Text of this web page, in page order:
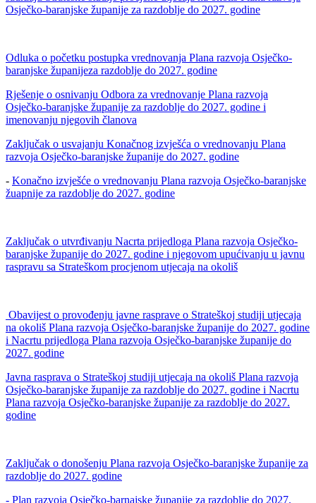
Osječko-baranjske županije za razdoblje do 2027. godine
Odluka o početku postupka vrednovanja Plana razvoja Osječko-
baranjske županijeza razdoblje do 2027. godine
Rješenje o osnivanju Odbora za vrednovanje Plana razvoja
Osječko-baranjske županije za razdoblje do 2027. godine i
imenovanju njegovih članova
Zaključak o usvajanju Konačnog izvješća o vrednovanju Plana
razvoja Osječko-baranjske županije do 2027. godine
- Konačno izvješće o vrednovanju Plana razvoja Osječko-baranjske
žuapnije za razdoblje do 2027. godine
Zaključak o utvrđivanju Nacrta prijedloga Plana razvoja Osječko-
baranjske županije do 2027. godine i njegovom upućivanju u javnu
raspravu sa Strateškom procjenom utjecaja na okoliš
Obavijest o provođenju javne rasprave o Strateškoj studiji utjecaja
na okoliš Plana razvoja Osječko-baranjske županije do 2027. godine
i Nacrtu prijedloga Plana razvoja Osječko-baranjske županije do
2027. godine
Javna rasprava o Strateškoj studiji utjecaja na okoliš Plana razvoja
Osječko-baranjske županije za razdoblje do 2027. godine i Nacrtu
Plana razvoja Osječko-baranjske županije za razdoblje do 2027.
godine
Zaključak o donošenju Plana razvoja Osječko-baranjske županije za
razdoblje do 2027. godine
- Plan razvoja Osječko-barnajske županije za razdoblje do 2027.